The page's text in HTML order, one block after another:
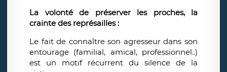
​La volonté de préserver les proches, la
crainte des représailles :
Le fait de connaître son agresseur dans son
entourage (familial, amical, professionnel..)
est un motif récurrent du silence de la